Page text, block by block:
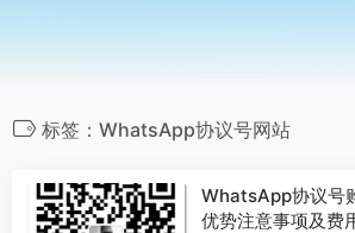
标签：WhatsApp协议号网站
WhatsApp协议号
优势注意事项及费